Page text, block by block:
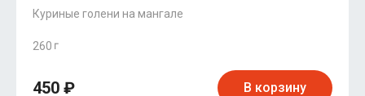
Куриные голени на мангале
260
450 ₽ В корзину